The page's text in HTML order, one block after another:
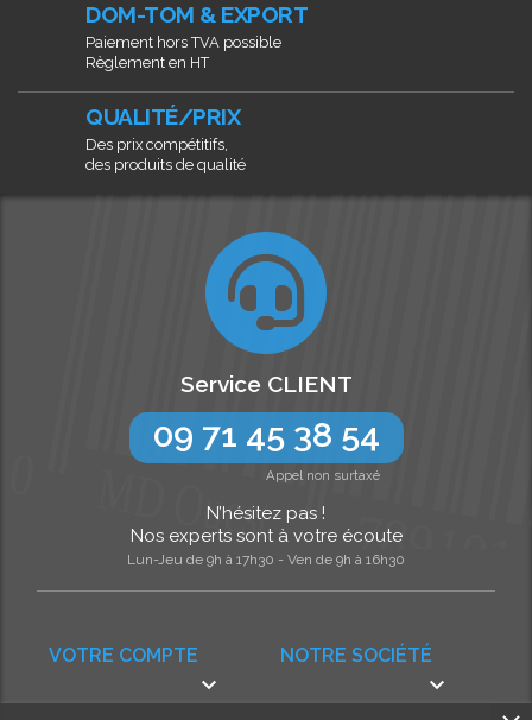
DOM-TOM & EXPORT
Paiement hors TVA possible
Règlement en HT
QUALITÉ/PRIX
Des prix compétitifs,
des produits de qualité
NOTRE SOCIÉTÉ

VOTRE COMPTE

Service CLIENT
09 71 45 38 54
Appel non surtaxé
N’hésitez pas !
Nos experts sont à votre écoute
Lun-Jeu de 9h à 17h30 - Ven de 9h à 16h30